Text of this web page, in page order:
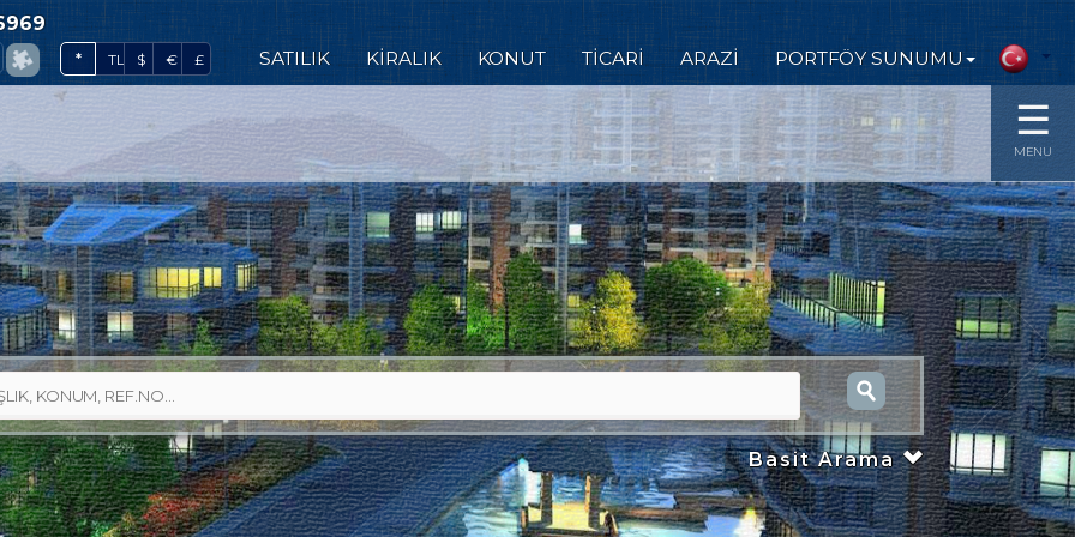
* TL $ € £ SATILIK KİRALIK KONUT TİCARİ ARAZİ PORTFÖY SUNUMU
☰
MENU
Basit Arama